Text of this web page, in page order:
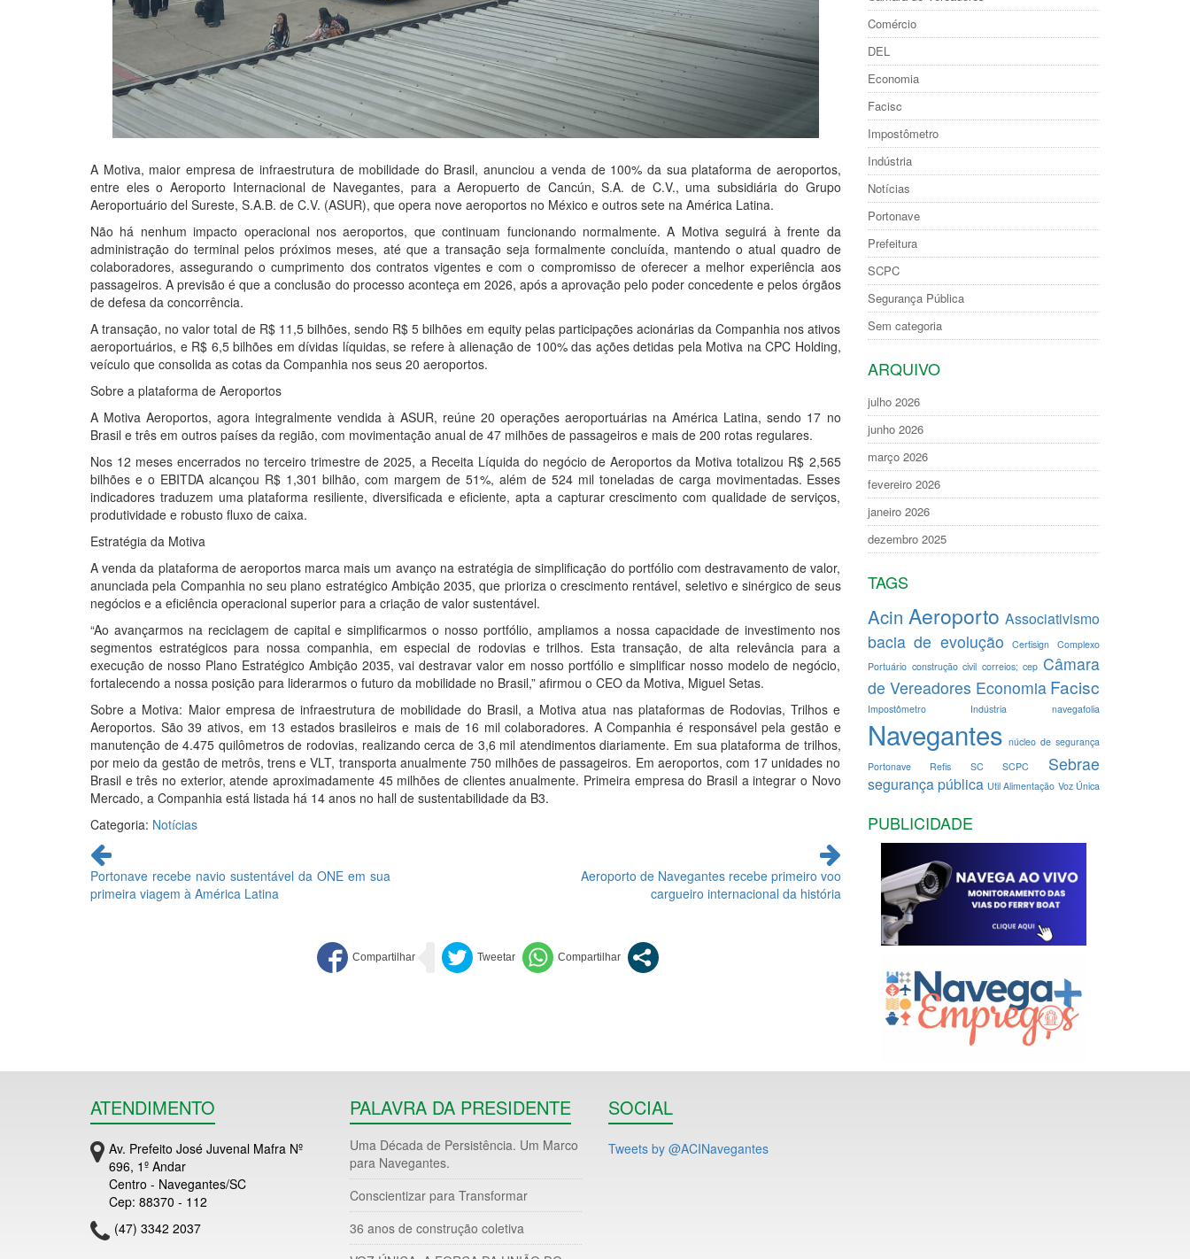
A Motiva, maior empresa de infraestrutura de mobilidade do Brasil, anunciou a venda de 100% da sua plataforma de aeroportos,
entre eles o Aeroporto Internacional de Navegantes, para a Aeropuerto de Cancún, S.A. de C.V., uma subsidiária do Grupo
Aeroportuário del Sureste, S.A.B. de C.V. (ASUR), que opera nove aeroportos no México e outros sete na América Latina.
Não há nenhum impacto operacional nos aeroportos, que continuam funcionando normalmente. A Motiva seguirá à frente da
administração do terminal pelos próximos meses, até que a transação seja formalmente concluída, mantendo o atual quadro de
colaboradores, assegurando o cumprimento dos contratos vigentes e com o compromisso de oferecer a melhor experiência aos
passageiros. A previsão é que a conclusão do processo aconteça em 2026, após a aprovação pelo poder concedente e pelos órgãos
de defesa da concorrência.
A transação, no valor total de R$ 11,5 bilhões, sendo R$ 5 bilhões em equity pelas participações acionárias da Companhia nos ativos
aeroportuários, e R$ 6,5 bilhões em dívidas líquidas, se refere à alienação de 100% das ações detidas pela Motiva na CPC Holding,
veículo que consolida as cotas da Companhia nos seus 20 aeroportos.
Sobre a plataforma de Aeroportos
A Motiva Aeroportos, agora integralmente vendida à ASUR, reúne 20 operações aeroportuárias na América Latina, sendo 17 no
Brasil e três em outros países da região, com movimentação anual de 47 milhões de passageiros e mais de 200 rotas regulares.
Nos 12 meses encerrados no terceiro trimestre de 2025, a Receita Líquida do negócio de Aeroportos da Motiva totalizou R$ 2,565
bilhões e o EBITDA alcançou R$ 1,301 bilhão, com margem de 51%, além de 524 mil toneladas de carga movimentadas. Esses
indicadores traduzem uma plataforma resiliente, diversificada e eficiente, apta a capturar crescimento com qualidade de serviços,
produtividade e robusto fluxo de caixa.
Estratégia da Motiva
A venda da plataforma de aeroportos marca mais um avanço na estratégia de simplificação do portfólio com destravamento de valor,
anunciada pela Companhia no seu plano estratégico Ambição 2035, que prioriza o crescimento rentável, seletivo e sinérgico de seus
negócios e a eficiência operacional superior para a criação de valor sustentável.
“Ao avançarmos na reciclagem de capital e simplificarmos o nosso portfólio, ampliamos a nossa capacidade de investimento nos
segmentos estratégicos para nossa companhia, em especial de rodovias e trilhos. Esta transação, de alta relevância para a
execução de nosso Plano Estratégico Ambição 2035, vai destravar valor em nosso portfólio e simplificar nosso modelo de negócio,
fortalecendo a nossa posição para liderarmos o futuro da mobilidade no Brasil,” afirmou o CEO da Motiva, Miguel Setas.
Sobre a Motiva: Maior empresa de infraestrutura de mobilidade do Brasil, a Motiva atua nas plataformas de Rodovias, Trilhos e
Aeroportos. São 39 ativos, em 13 estados brasileiros e mais de 16 mil colaboradores. A Companhia é responsável pela gestão e
manutenção de 4.475 quilômetros de rodovias, realizando cerca de 3,6 mil atendimentos diariamente. Em sua plataforma de trilhos,
por meio da gestão de metrôs, trens e VLT, transporta anualmente 750 milhões de passageiros. Em aeroportos, com 17 unidades no
Brasil e três no exterior, atende aproximadamente 45 milhões de clientes anualmente. Primeira empresa do Brasil a integrar o Novo
Mercado, a Companhia está listada há 14 anos no hall de sustentabilidade da B3.
Categoria: Notícias
Continue
lendo
Portonave recebe navio sustentável da ONE em sua
primeira viagem à América Latina
Aeroporto de Navegantes recebe primeiro voo
cargueiro internacional da história
Comércio
DEL
Economia
Facisc
Impostômetro
Indústria
Notícias
Portonave
Prefeitura
SCPC
Segurança Pública
Sem categoria
ARQUIVO
julho 2026
junho 2026
março 2026
fevereiro 2026
janeiro 2026
dezembro 2025
TAGS
Acin Aeroporto Associativismo
bacia de evolução Certisign Complexo
Portuário construção civil correios; cep Câmara
de Vereadores Economia Facisc
Impostômetro Indústria navegafolia
Navegantes núcleo de segurança
Portonave
Refis SC SCPC Sebrae
segurança pública Util Alimentação Voz Única
PUBLICIDADE
ATENDIMENTO
Av. Prefeito José Juvenal Mafra Nº
696, 1º Andar
Centro - Navegantes/SC
Cep: 88370 - 112
(47) 3342 2037
PALAVRA DA PRESIDENTE
Uma Década de Persistência. Um Marco
para Navegantes.
Conscientizar para Transformar
36 anos de construção coletiva
SOCIAL
Tweets by @ACINavegantes